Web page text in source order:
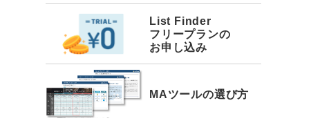
List Finder
フリープランの
お申し込み
MAツールの選び方